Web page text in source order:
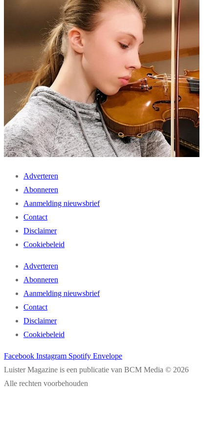
Adverteren
Abonneren
Aanmelding nieuwsbrief
Contact
Disclaimer
Cookiebeleid
Adverteren
Abonneren
Aanmelding nieuwsbrief
Contact
Disclaimer
Cookiebeleid
Facebook Instagram Spotify Envelope
Luister Magazine is een publicatie van BCM Media © 2026
Alle rechten voorbehouden